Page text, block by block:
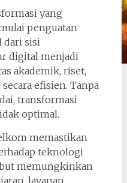
yang
penguatan
dari sisi
digital menjadi
akademik, riset,
efisien. Tanpa
transformasi
optimal.
memastikan
teknologi
memungkinkan
layanan